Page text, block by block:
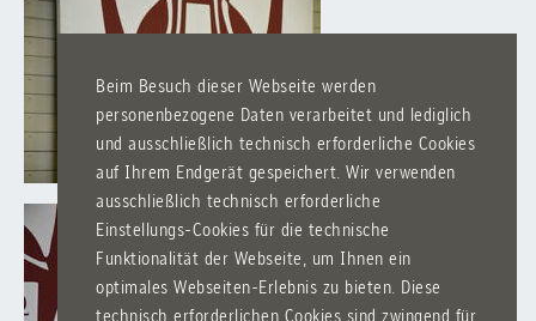
Beim Besuch dieser Webseite werden
personenbezogene Daten verarbeitet und lediglich
und ausschließlich technisch erforderliche Cookies
auf Ihrem Endgerät gespeichert. Wir verwenden
ausschließlich technisch erforderliche
Einstellungs-Cookies für die technische
Funktionalität der Webseite, um Ihnen ein
optimales Webseiten-Erlebnis zu bieten. Diese
technisch erforderlichen Cookies sind zwingend für